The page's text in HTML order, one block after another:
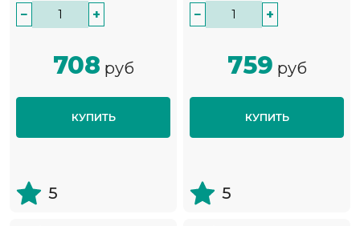
− +
708 руб
КУПИТЬ
5
− +
759 руб
КУПИТЬ
5